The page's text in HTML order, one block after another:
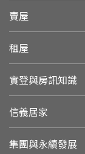
賣屋
租屋
實登與房訊知識
信義居家
集團與永續發展